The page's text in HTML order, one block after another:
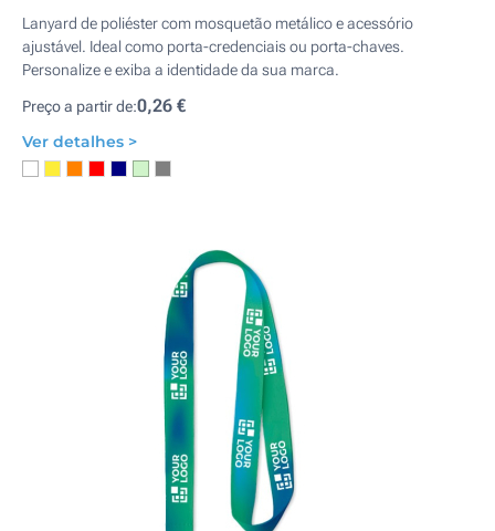
Lanyard de poliéster com mosquetão metálico e acessório
ajustável. Ideal como porta-credenciais ou porta-chaves.
Personalize e exiba a identidade da sua marca.
Preço a partir de:0,26 €
Ver detalhes >